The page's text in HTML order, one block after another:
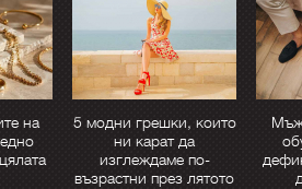
на
5 модни грешки, които
ни карат да
изглеждаме по-
възрастни през лятото